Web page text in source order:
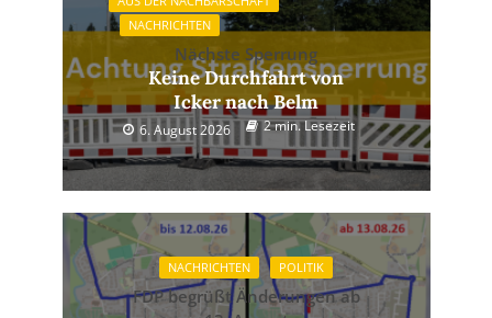
NACHRICHTEN
Nächste Sperrung
Keine Durchfahrt von
Icker nach Belm
6. August 2026 2 min. Lesezeit
NACHRICHTEN POLITIK
FDP begrüßt Änderungen ab